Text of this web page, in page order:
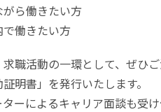
がら働きたい方
で働きたい方
職活動の一環として、ぜひご
明書」を発行いたします。
ーによるキャリア面談も受け